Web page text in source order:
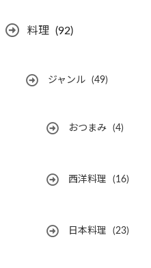
料理 (92)
ジャンル (49)
おつまみ (4)
西洋料理 (16)
日本料理 (23)